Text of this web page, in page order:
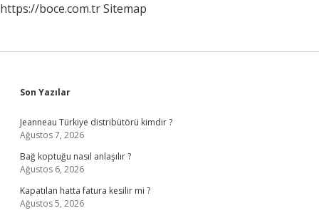
https://boce.com.trSitemap
Sidebar
Son Yazılar
Jeanneau Türkiye distribütörü kimdir ?
Ağustos 7, 2026
Bağ koptuğu nasıl anlaşılır ?
Ağustos 6, 2026
Kapatılan hatta fatura kesilir mi ?
Ağustos 5, 2026